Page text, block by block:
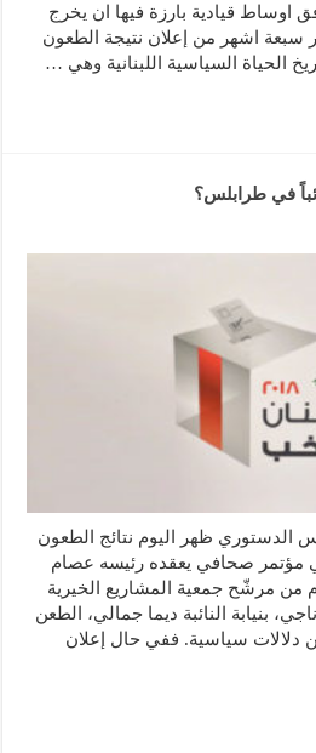
اوساط قيادية بارزة فيها ان يخرج
سبعة اشهر من إعلان نتيجة الطعون
الحياة السياسية اللبنانية وهي …
في طرابلس؟
الدستوري ظهر اليوم نتائج الطعون
في مؤتمر صحافي يعقده رئيسه عصام
من مرشّح جمعية المشاريع الخيرية
بنيابة النائبة ديما جمالي، الطعن
دلالات سياسية. ففي حال إعلان